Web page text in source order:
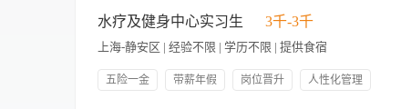
高中
大专
本科
可提供住
食宿面议
水疗及健身中心实习生 3千-3千
上海-静安区 | 经验不限 | 学历不限 | 提供食宿
五险一金 带薪年假 岗位晋升
人性化管理